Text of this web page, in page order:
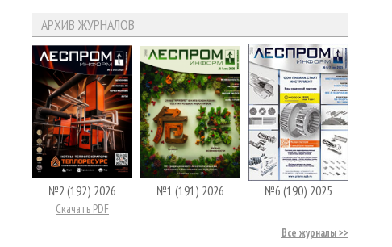
АРХИВ ЖУРНАЛОВ
№2 (192) 2026
Скачать PDF
№1 (191) 2026 №6 (190) 2025
Все журналы